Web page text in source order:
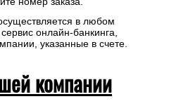
счета необходимо
на сайте не
заказа №=> Распечатать
номер заказа.
в любом